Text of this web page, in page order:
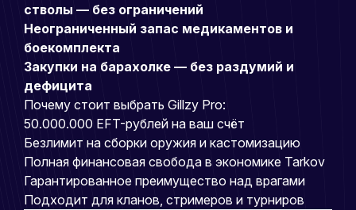
стволы — без ограничений
Неограниченный запас медикаментов и
боекомплекта
Закупки на барахолке — без раздумий и
дефицита
Почему стоит выбрать Gillzy Pro:
50.000.000 EFT-рублей на ваш счёт
Безлимит на сборки оружия и кастомизацию
Полная финансовая свобода в экономике Tarkov
Гарантированное преимущество над врагами
Подходит для кланов, стримеров и турниров